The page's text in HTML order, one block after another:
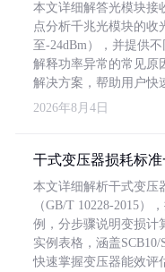
本文详细解答光模块接
点分析千兆光模块的收
至-24dBm），并提供
解释功率异常的常见原
解决方案，帮助用户快
2026年8月4日
干式变压器损耗标
本文详细解析干式变压
（GB/T 10228-2015）
例，分步骤说明变损计
实例表格，涵盖
快速掌握变压器能效评